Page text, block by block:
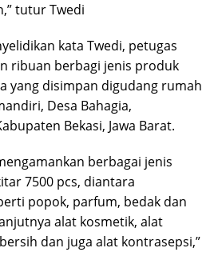
tutur Twedi
kata Twedi, petugas
ribuan berbagi jenis produk
yang disimpan digudang rumah
Desa Bahagia,
Bekasi, Jawa Barat.
berbagai jenis
7500 pcs, diantara
popok, parfum, bedak dan
alat kosmetik, alat
dan juga alat kontrasepsi,”